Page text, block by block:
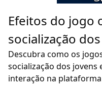
Efeitos do jogo
socialização
Descubra como os
socialização dos jovens
interação na